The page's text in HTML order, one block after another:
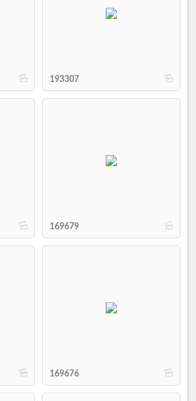
b b
193307
b b
169679
b b
169676